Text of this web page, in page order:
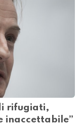
rifugiati,
inaccettabile”